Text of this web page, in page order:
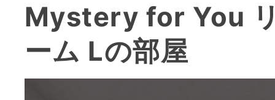
Mystery for You
ーム Lの部屋